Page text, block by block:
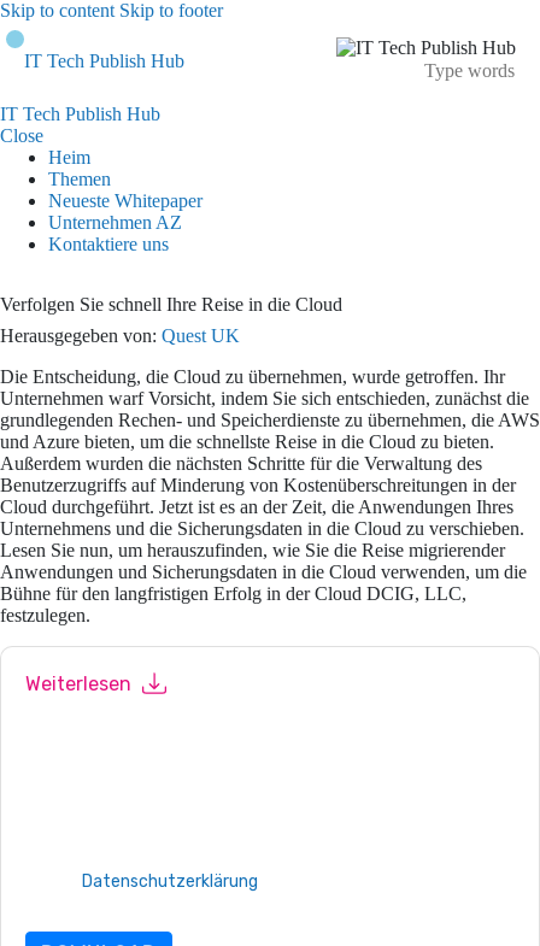
Skip to content Skip to footer
IT Tech Publish Hub
IT Tech Publish Hub
Close
Heim
Themen
Neueste Whitepaper
Unternehmen AZ
Kontaktiere uns
Verfolgen Sie schnell Ihre Reise in die Cloud
Herausgegeben von: Quest UK
Die Entscheidung, die Cloud zu übernehmen, wurde getroffen. Ihr
Unternehmen warf Vorsicht, indem Sie sich entschieden, zunächst die
grundlegenden Rechen- und Speicherdienste zu übernehmen, die AWS
und Azure bieten, um die schnellste Reise in die Cloud zu bieten.
Außerdem wurden die nächsten Schritte für die Verwaltung des
Benutzerzugriffs auf Minderung von Kostenüberschreitungen in der
Cloud durchgeführt. Jetzt ist es an der Zeit, die Anwendungen Ihres
Unternehmens und die Sicherungsdaten in die Cloud zu verschieben.
Lesen Sie nun, um herauszufinden, wie Sie die Reise migrierender
Anwendungen und Sicherungsdaten in die Cloud verwenden, um die
Bühne für den langfristigen Erfolg in der Cloud DCIG, LLC,
festzulegen.
Weiterlesen
Datenschutzerklärung